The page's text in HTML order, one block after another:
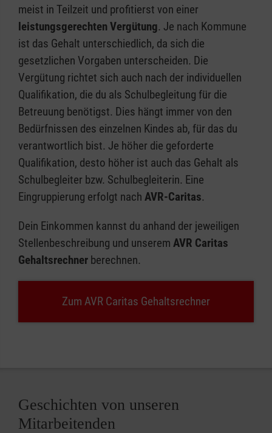
ist von Vorteil.
meist in Teilzeit und profitierst von einer
leistungsgerechten Vergütung. Je nach Kommune
ist das Gehalt unterschiedlich, da sich die
gesetzlichen Vorgaben unterscheiden. Die
Vergütung richtet sich auch nach der individuellen
Qualifikation, die du als Schulbegleitung für die
Betreuung benötigst. Dies hängt immer von den
Bedürfnissen des einzelnen Kindes ab, für das du
verantwortlich bist. Je höher die geforderte
Qualifikation, desto höher ist auch das Gehalt als
Schulbegleiter bzw. Schulbegleiterin. Eine
Eingruppierung erfolgt nach AVR-Caritas.
Dein Einkommen kannst du anhand der jeweiligen
Stellenbeschreibung und unserem AVR Caritas
Gehaltsrechner berechnen.
Zum AVR Caritas Gehaltsrechner
Geschichten von unseren
Mitarbeitenden